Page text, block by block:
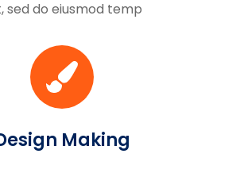
sed do eiusmod temp
Making